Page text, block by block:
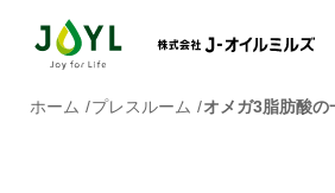
ホーム プレスルーム